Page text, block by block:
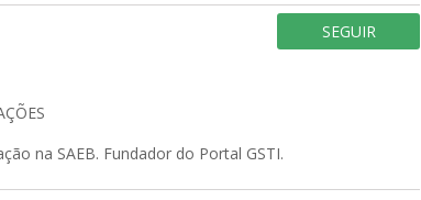
SEGUIR
na SAEB. Fundador do Portal GSTI.